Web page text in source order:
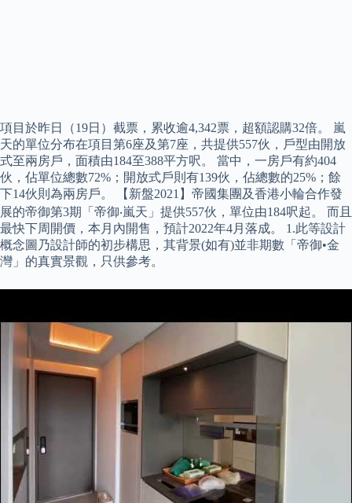
項目於昨日（19日）截票，累收逾4,342票，超額認購32倍。 嵐
天的單位分布在項目第6座及第7座，共提供557伙，戶型由開放
式至兩房戶，面積由184至388平方呎。 當中，一房戶有約404
伙，佔單位總數72%；開放式戶則有139伙，佔總數的25%；餘
下14伙則為兩房戶。 【新盤2021】帝國集團及香港小輪合作發
展的帝御第3期「帝御‧嵐天」提供557伙，單位由184呎起。 而且
最快下周開價，本月內開售，預計2022年4月落成。 1.此等設計
概念圖乃設計師的初步構思，其背景(如有)並非期數「帝御•金
灣」的真實景觀，只供參考。